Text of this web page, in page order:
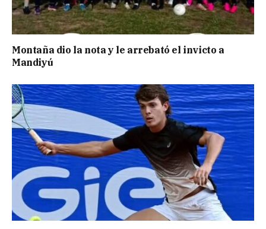
Montaña dio la nota y le arrebató el invicto a
Mandiyú